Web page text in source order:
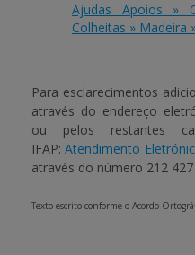
Ajudas Apoios »
Colheitas » Madeira
Para esclarecimentos
através do endereço
ou pelos restantes
IFAP:Atendimento
através do número 212 427
Texto escrito conforme o Acordo